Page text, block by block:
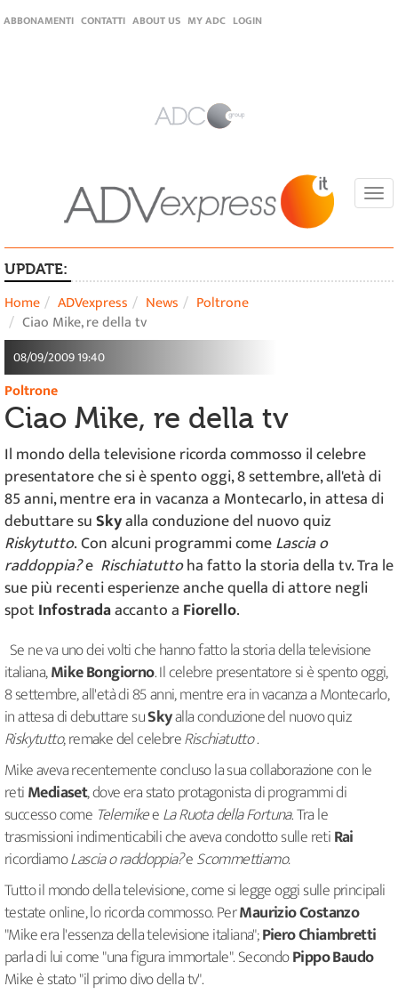
ABBONAMENTI CONTATTI ABOUT US MY ADC LOGIN
UPDATE:
Home ADVexpress News
Poltrone
Ciao Mike, re della tv
08/09/2009 19:40
Poltrone
Ciao Mike, re della tv
Il mondo della televisione ricorda commosso il celebre
presentatore che si è spento oggi, 8 settembre, all'età di
85 anni, mentre era in vacanza a Montecarlo, in attesa di
debuttare suSkyalla conduzione del nuovo quiz
Riskytutto. Con alcuni programmi comeLascia o
raddoppia?e Rischiatuttoha fatto la storia della tv. Tra le
sue più recenti esperienze anche quella di attore negli
spot Infostradaaccanto a Fiorello.
Se ne va uno dei volti che hanno fatto la storia della televisione
italiana,Mike Bongiorno. Il celebre presentatore si è spento oggi,
8 settembre, all'età di 85 anni, mentre era in vacanza a Montecarlo,
in attesa di debuttare suSkyalla conduzione del nuovo quiz
Riskytutto, remake del celebreRischiatutto.
Mike aveva recentemente concluso la sua collaborazione con le
retiMediaset, dove era stato protagonista di programmi di
successo come TelemikeeLa Ruota della Fortuna. Tra le
trasmissioni indimenticabili che aveva condotto sulle retiRai
ricordiamoLascia o raddoppia?eScommettiamo.
Tutto il mondo della televisione, come si legge oggi sulle principali
testate online, lo ricorda commosso. PerMaurizio Costanzo
"Mike era l'essenza della televisione italiana";Piero Chiambretti
parla di lui come "una figura immortale". SecondoPippo Baudo
Mike è stato "il primo divo della tv".